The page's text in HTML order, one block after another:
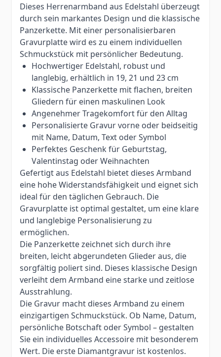
Dieses Herrenarmband aus Edelstahl überzeugt
durch sein markantes Design und die klassische
Panzerkette. Mit einer personalisierbaren
Gravurplatte wird es zu einem individuellen
Schmuckstück mit persönlicher Bedeutung.
Hochwertiger Edelstahl, robust und
langlebig, erhältlich in 19, 21 und 23 cm
Klassische Panzerkette mit flachen, breiten
Gliedern für einen maskulinen Look
Angenehmer Tragekomfort für den Alltag
Personalisierte Gravur vorne oder beidseitig
mit Name, Datum, Text oder Symbol
Perfektes Geschenk für Geburtstag,
Valentinstag oder Weihnachten
Gefertigt aus Edelstahl bietet dieses Armband
eine hohe Widerstandsfähigkeit und eignet sich
ideal für den täglichen Gebrauch. Die
Gravurplatte ist optimal gestaltet, um eine klare
und langlebige Personalisierung zu
ermöglichen.
Die Panzerkette zeichnet sich durch ihre
breiten, leicht abgerundeten Glieder aus, die
sorgfältig poliert sind. Dieses klassische Design
verleiht dem Armband eine starke und zeitlose
Ausstrahlung.
Die Gravur macht dieses Armband zu einem
einzigartigen Schmuckstück. Ob Name, Datum,
persönliche Botschaft oder Symbol – gestalten
Sie ein individuelles Accessoire mit besonderem
Wert. Die erste Diamantgravur ist kostenlos.